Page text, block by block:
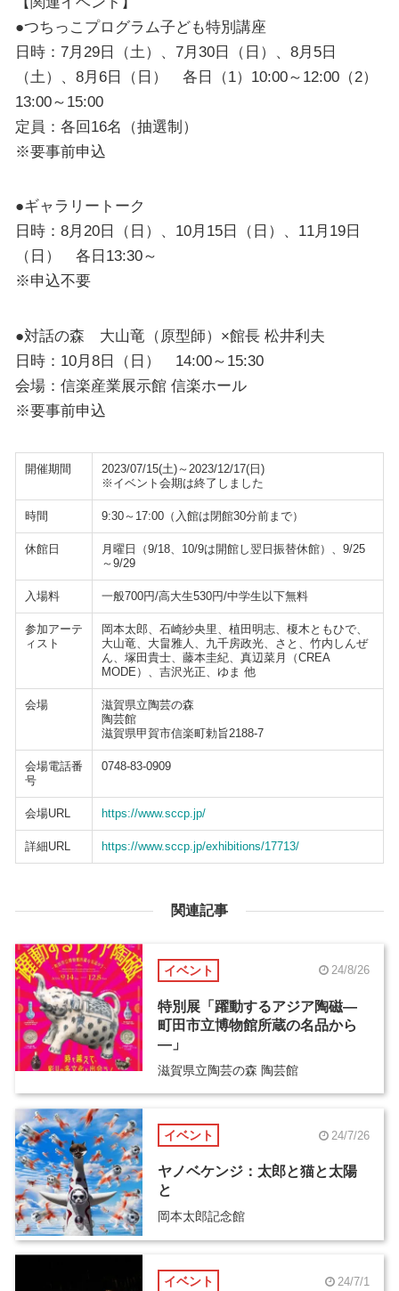
●つちっこプログラム子ども特別講座
日時：7月29日（土）、7月30日（日）、8月5日
（土）、8月6日（日） 各日（1）10:00～12:00（2）
13:00～15:00
定員：各回16名（抽選制）
※要事前申込
●ギャラリートーク
日時：8月20日（日）、10月15日（日）、11月19日
（日） 各日13:30～
※申込不要
●対話の森 大山竜（原型師）×館長 松井利夫
日時：10月8日（日） 14:00～15:30
会場：信楽産業展示館 信楽ホール
※要事前申込
開催期間
2023/07/15(土)～2023/12/17(日)
※イベント会期は終了しました
時間 9:30～17:00（入館は閉館30分前まで）
休館日
月曜日（9/18、10/9は開館し翌日振替休館）、9/25
～9/29
入場料 一般700円/高大生530円/中学生以下無料
参加アーテ
ィスト
岡本太郎、石崎紗央里、植田明志、榎木ともひで、
大山竜、大畠雅人、九千房政光、さと、竹内しんぜ
ん、塚田貴士、藤本圭紀、真辺菜月（CREA
MODE）、吉沢光正、ゆま 他
会場
滋賀県立陶芸の森
陶芸館
滋賀県甲賀市信楽町勅旨2188-7
会場電話番
号
0748-83-0909
会場URL https://www.sccp.jp/
詳細URL https://www.sccp.jp/exhibitions/17713/
関連記事
イベント 24/8/26
特別展「躍動するアジア陶磁―
町田市立博物館所蔵の名品から
―」
滋賀県立陶芸の森 陶芸館
イベント 24/7/26
ヤノベケンジ：太郎と猫と太陽
と
岡本太郎記念館
イベント 24/7/1